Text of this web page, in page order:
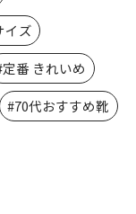
イズ
番 きれいめ
#70代おすすめ靴